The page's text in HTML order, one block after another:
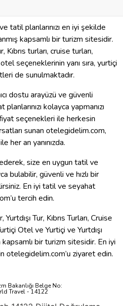
tatil planlarınızı en iyi şekilde
kapsamlı bir turizm sitesidir.
turları, cruise turları,
seçeneklerinin yanı sıra, yurtiçi
de sunulmaktadır.
dostu arayüzü ve güvenli
kolayca yapmanızı
seçenekleri ile herkesin
sunan otelegidelim.com,
her an yanınızda.
size en uygun tatil ve
bulabilir, güvenli ve hızlı bir
En iyi tatil ve seyahat
tercih edin.
Tur, Kıbrıs Turları, Cruise
Otel ve Yurtiçi ve Yurtdışı
bir turizm sitesidir. En iyi
otelegidelim.com’u ziyaret edin.
Bakanlığı Belge No:
Travel - 14122